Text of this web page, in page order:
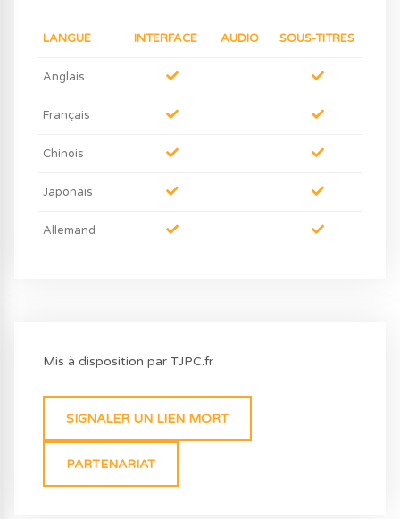
LANGUE INTERFACE AUDIO SOUS-TITRES
Anglais
Français
Chinois
Japonais
Allemand
Mis à disposition par TJPC.fr
SIGNALER UN LIEN MORT
PARTENARIAT